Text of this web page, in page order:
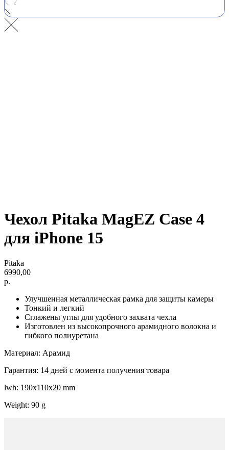
Чехол Pitaka MagEZ Case 4
для iPhone 15
Pitaka
6990,00
р.
Улучшенная металлическая рамка для защиты камеры
Тонкий и легкий
Сглажены углы для удобного захвата чехла
Изготовлен из высокопрочного арамидного волокна и
гибкого полиуретана
Материал: Арамид
Гарантия: 14 дней с момента получения товара
lwh: 190x110x20 mm
Weight: 90 g